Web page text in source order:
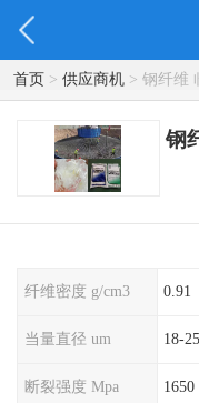
首页> 供应商机> 钢纤维
钢
纤维密度 g/cm3 0.91
当量直径 um 18-25
断裂强度 Mpa 1650